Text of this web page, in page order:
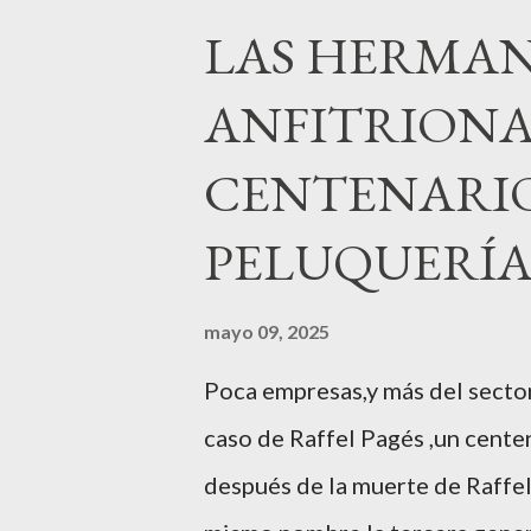
LAS
mayo 09, 2025
Poca empresas,y más del
caso de Raffel Pagés ,un
después de la muerte de